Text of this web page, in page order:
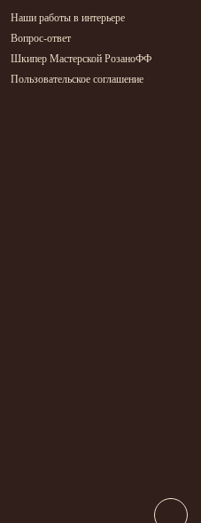
Наши работы в интерьере
Вопрос-ответ
Шкипер Мастерской РозаноФФ
Пользовательское соглашение